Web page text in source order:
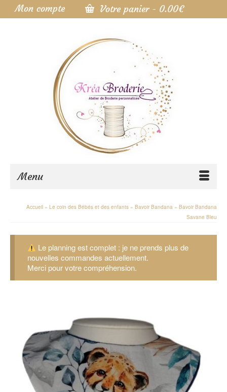
Mon compte Votre panier - 0.00€
Menu
Accueil » Le coin des Bébés et des enfants » Bavoir Bandana » Bavoir Bandana
Savane Bleu
Le planning est complet : je ne prends plus de
nouvelles commandes actuellement.
Merci pour votre compréhension.